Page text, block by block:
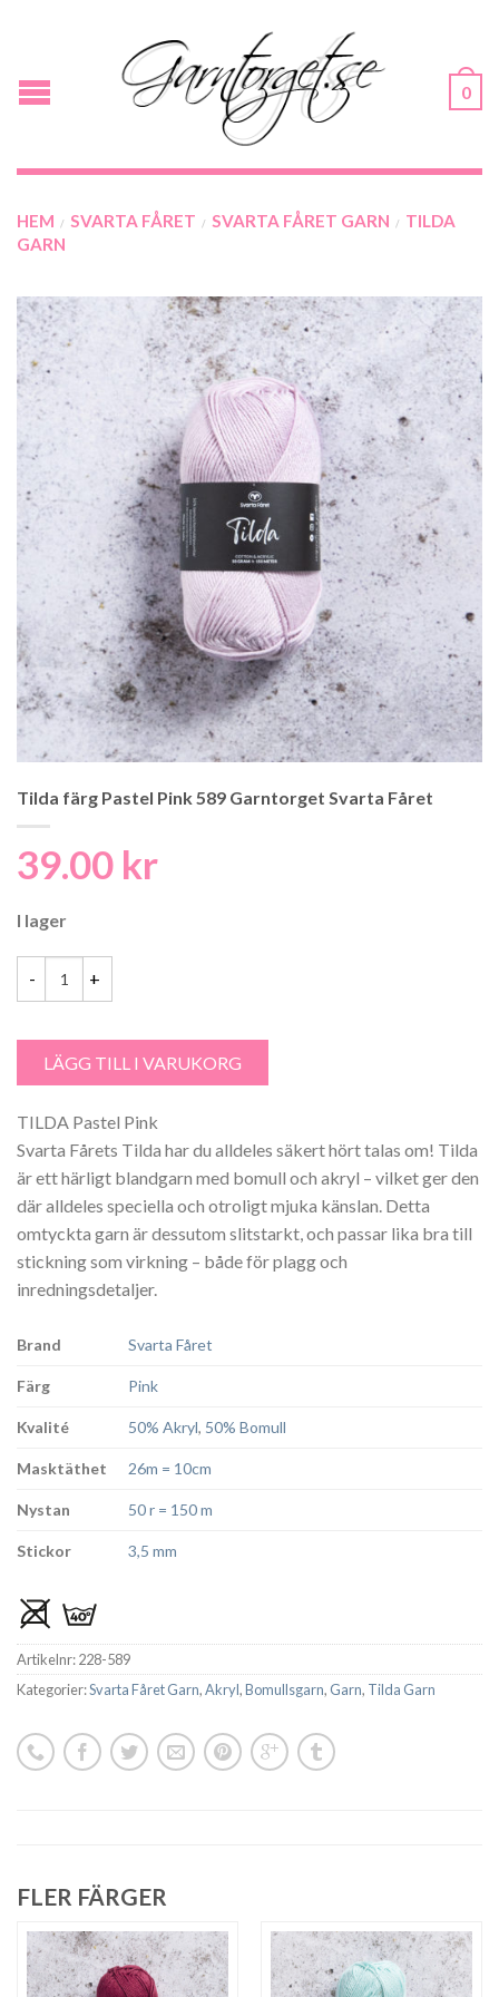
0
HEM / SVARTA FÅRET / SVARTA FÅRET GARN /
TILDA
GARN
Tilda färg Pastel Pink 589 Garntorget Svarta Fåret
39.00 kr
I lager
LÄGG TILL I VARUKORG
TILDA Pastel Pink
Svarta Fårets Tilda har du alldeles säkert hört talas om! Tilda
är ett härligt blandgarn med bomull och akryl – vilket ger den
där alldeles speciella och otroligt mjuka känslan. Detta
omtyckta garn är dessutom slitstarkt, och passar lika bra till
stickning som virkning – både för plagg och
inredningsdetaljer.
Brand Svarta Fåret
Färg Pink
Kvalité 50% Akryl, 50% Bomull
Masktäthet 26m = 10cm
Nystan 50 r = 150 m
Stickor 3,5 mm
Artikelnr:228-589
Kategorier:Svarta Fåret Garn,Akryl,Bomullsgarn, Garn, Tilda Garn
FLER FÄRGER